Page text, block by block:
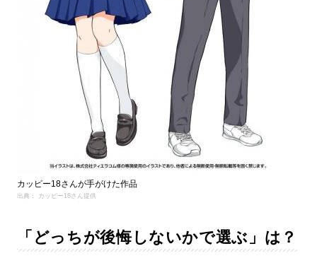
カッピー18さんが手がけた作品
出典： カッピー18さん提供
「どっちが後悔しないかで選ぶ」は？